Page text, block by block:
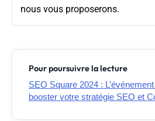
nous vous proposerons.
Pour poursuivre la lecture
SEO Square 2024 :
booster votre stratégie SEO et